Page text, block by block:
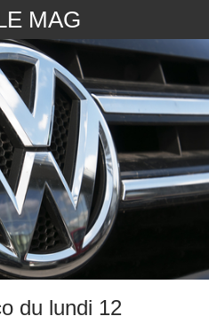
MAG
du lundi 12